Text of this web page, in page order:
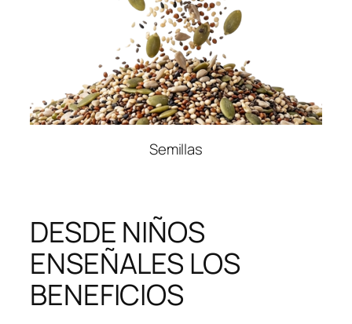
Semillas
DESDE NIÑOS
ENSEÑALES LOS
BENEFICIOS